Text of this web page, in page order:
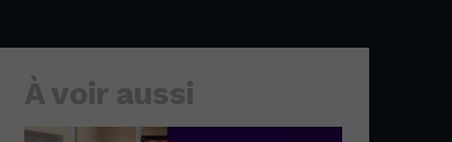
À voir aussi